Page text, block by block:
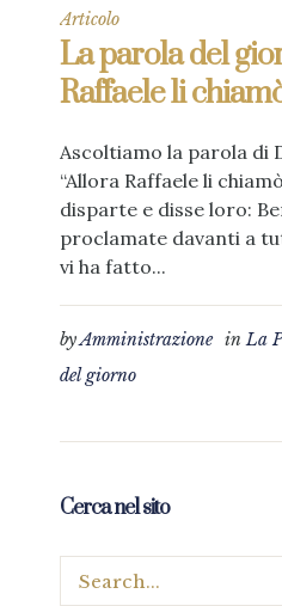
Articolo
La parola del
Raffaele li
Ascoltiamo la parola di
“Allora Raffaele li
disparte e disse loro:
proclamate davanti a
vi ha fatto...
byAmministrazione inLa
del giorno
Cerca nel sito